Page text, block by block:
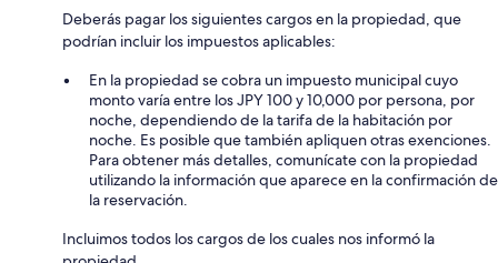
Deberás pagar los siguientes cargos en la propiedad, que
podrían incluir los impuestos aplicables:
En la propiedad se cobra un impuesto municipal cuyo
monto varía entre los JPY 100 y 10,000 por persona, por
noche, dependiendo de la tarifa de la habitación por
noche. Es posible que también apliquen otras exenciones.
Para obtener más detalles, comunícate con la propiedad
utilizando la información que aparece en la confirmación de
la reservación.
Incluimos todos los cargos de los cuales nos informó la